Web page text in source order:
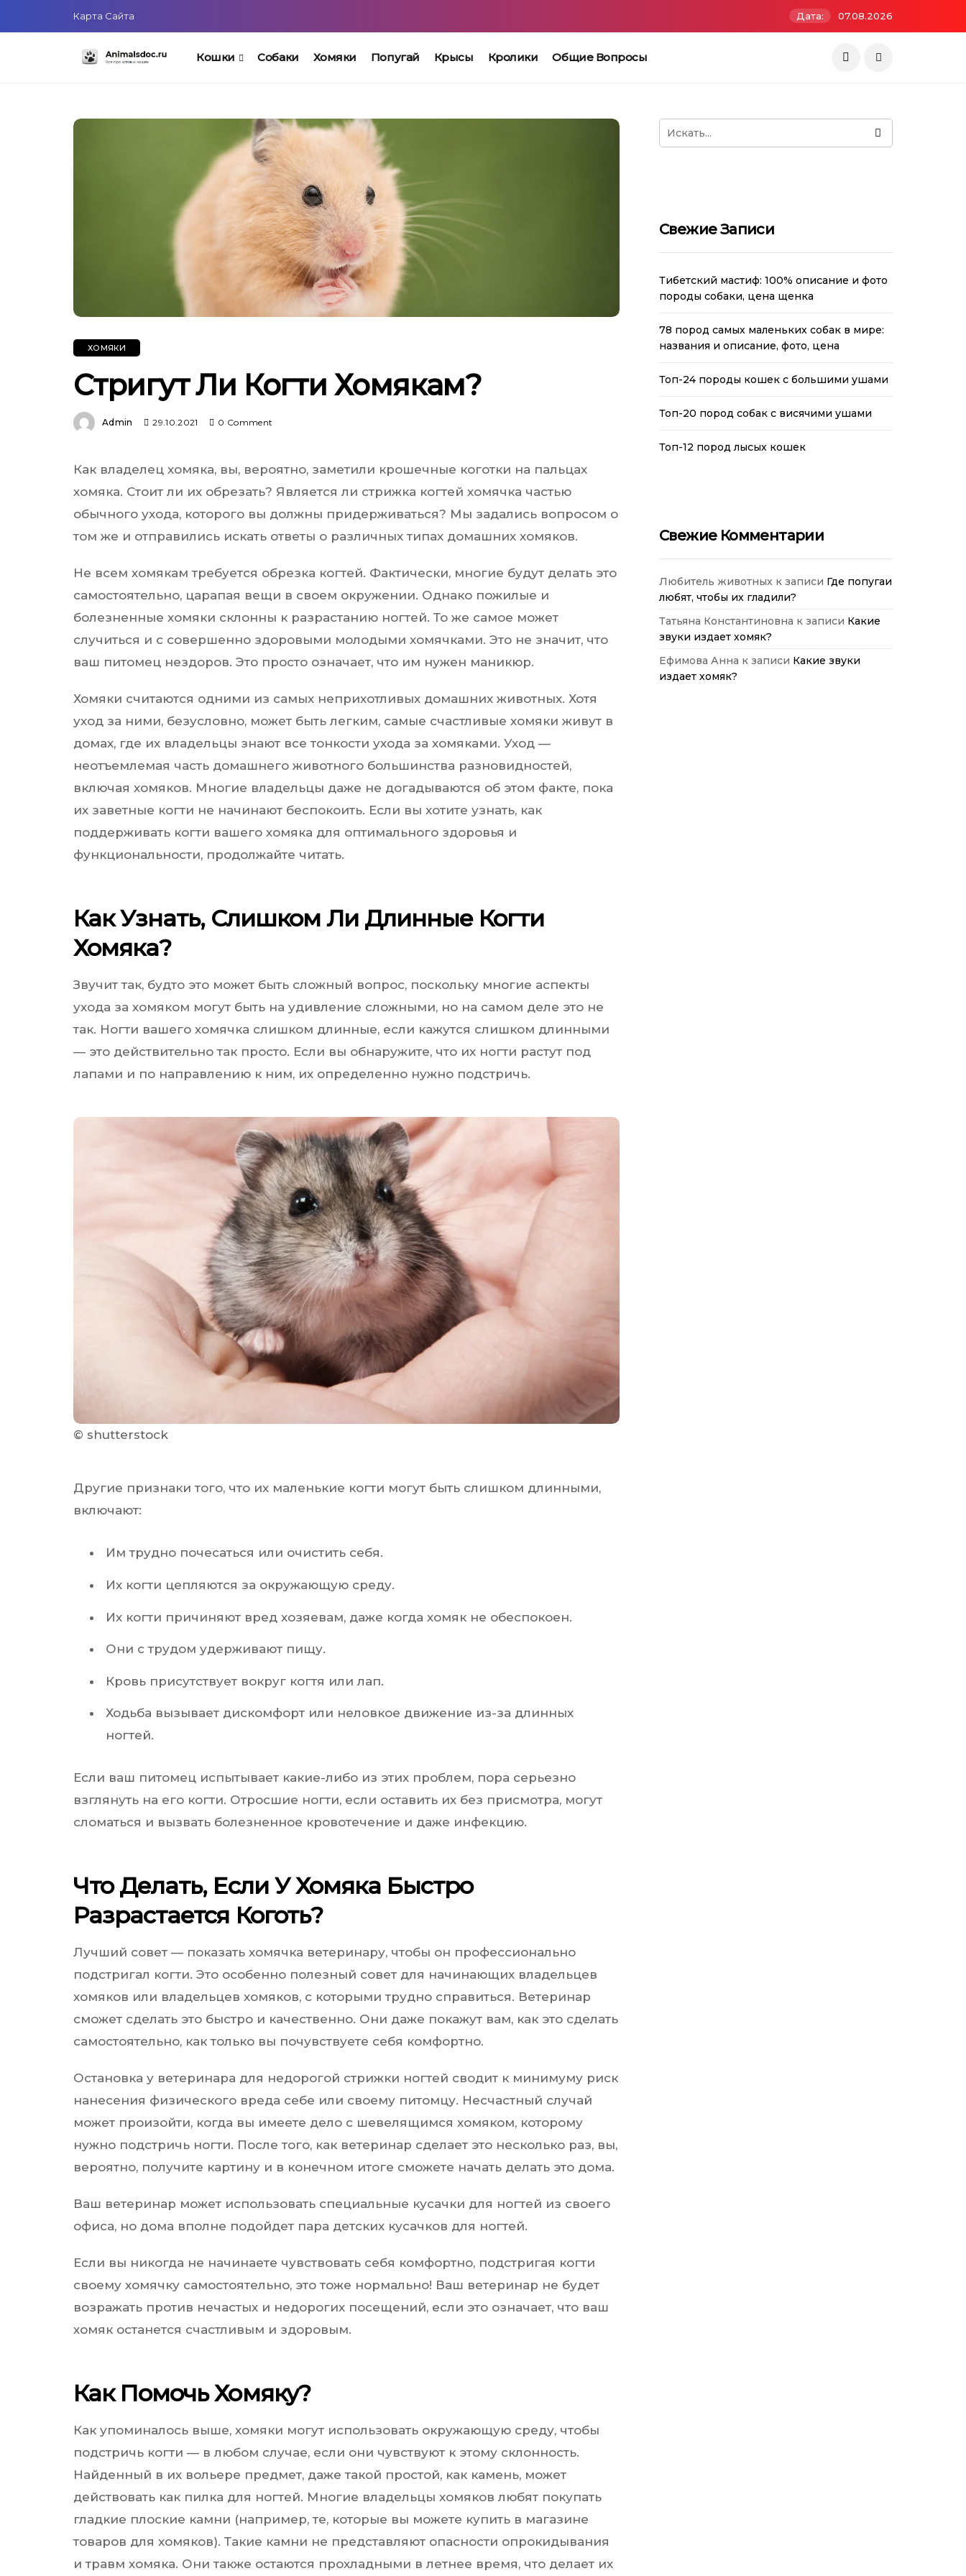
Карта Сайта Дата: 07.08.2026
Кошки Собаки Хомяки Попугай Крысы Кролики Общие Вопросы
ХОМЯКИ
Стригут Ли Когти Хомякам?
Admin 29.10.2021 0 Comment
Как владелец хомяка, вы, вероятно, заметили крошечные коготки на пальцах
хомяка. Стоит ли их обрезать? Является ли стрижка когтей хомячка частью
обычного ухода, которого вы должны придерживаться? Мы задались вопросом о
том же и отправились искать ответы о различных типах домашних хомяков.
Не всем хомякам требуется обрезка когтей. Фактически, многие будут делать это
самостоятельно, царапая вещи в своем окружении. Однако пожилые и
болезненные хомяки склонны к разрастанию ногтей. То же самое может
случиться и с совершенно здоровыми молодыми хомячками. Это не значит, что
ваш питомец нездоров. Это просто означает, что им нужен маникюр.
Хомяки считаются одними из самых неприхотливых домашних животных. Хотя
уход за ними, безусловно, может быть легким, самые счастливые хомяки живут в
домах, где их владельцы знают все тонкости ухода за хомяками. Уход —
неотъемлемая часть домашнего животного большинства разновидностей,
включая хомяков. Многие владельцы даже не догадываются об этом факте, пока
их заветные когти не начинают беспокоить. Если вы хотите узнать, как
поддерживать когти вашего хомяка для оптимального здоровья и
функциональности, продолжайте читать.
Как Узнать, Слишком Ли Длинные Когти
Хомяка?
Звучит так, будто это может быть сложный вопрос, поскольку многие аспекты
ухода за хомяком могут быть на удивление сложными, но на самом деле это не
так. Ногти вашего хомячка слишком длинные, если кажутся слишком длинными
— это действительно так просто. Если вы обнаружите, что их ногти растут под
лапами и по направлению к ним, их определенно нужно подстричь.
© shutterstock
Другие признаки того, что их маленькие когти могут быть слишком длинными,
включают:
Им трудно почесаться или очистить себя.
Их когти цепляются за окружающую среду.
Их когти причиняют вред хозяевам, даже когда хомяк не обеспокоен.
Они с трудом удерживают пищу.
Кровь присутствует вокруг когтя или лап.
Ходьба вызывает дискомфорт или неловкое движение из-за длинных
ногтей.
Если ваш питомец испытывает какие-либо из этих проблем, пора серьезно
взглянуть на его когти. Отросшие ногти, если оставить их без присмотра, могут
сломаться и вызвать болезненное кровотечение и даже инфекцию.
Что Делать, Если У Хомяка Быстро
Разрастается Коготь?
Лучший совет — показать хомячка ветеринару, чтобы он профессионально
подстригал когти. Это особенно полезный совет для начинающих владельцев
хомяков или владельцев хомяков, с которыми трудно справиться. Ветеринар
сможет сделать это быстро и качественно. Они даже покажут вам, как это сделать
самостоятельно, как только вы почувствуете себя комфортно.
Остановка у ветеринара для недорогой стрижки ногтей сводит к минимуму риск
нанесения физического вреда себе или своему питомцу. Несчастный случай
может произойти, когда вы имеете дело с шевелящимся хомяком, которому
нужно подстричь ногти. После того, как ветеринар сделает это несколько раз, вы,
вероятно, получите картину и в конечном итоге сможете начать делать это дома.
Ваш ветеринар может использовать специальные кусачки для ногтей из своего
офиса, но дома вполне подойдет пара детских кусачков для ногтей.
Если вы никогда не начинаете чувствовать себя комфортно, подстригая когти
своему хомячку самостоятельно, это тоже нормально! Ваш ветеринар не будет
возражать против нечастых и недорогих посещений, если это означает, что ваш
хомяк останется счастливым и здоровым.
Как Помочь Хомяку?
Как упоминалось выше, хомяки могут использовать окружающую среду, чтобы
подстричь когти — в любом случае, если они чувствуют к этому склонность.
Найденный в их вольере предмет, даже такой простой, как камень, может
действовать как пилка для ногтей. Многие владельцы хомяков любят покупать
гладкие плоские камни (например, те, которые вы можете купить в магазине
товаров для хомяков). Такие камни не представляют опасности опрокидывания
и травм хомяка. Они также остаются прохладными в летнее время, что делает их
Свежие Записи
Тибетский мастиф: 100% описание и фото
породы собаки, цена щенка
78 пород самых маленьких собак в мире:
названия и описание, фото, цена
Топ-24 породы кошек с большими ушами
Топ-20 пород собак с висячими ушами
Топ-12 пород лысых кошек
Свежие Комментарии
Любитель животных к записи Где попугаи
любят, чтобы их гладили?
Татьяна Константиновна к записи Какие
звуки издает хомяк?
Ефимова Анна к записи Какие звуки
издает хомяк?